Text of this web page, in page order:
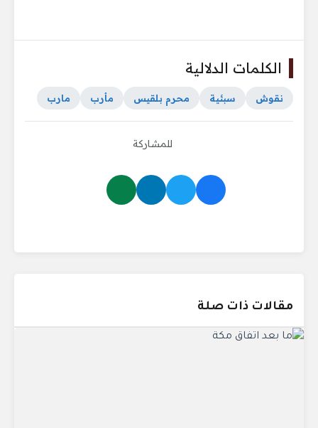
الكلمات الدلالية
نقوش سبئية محرم بلقيس مأرب مارب
للمشاركة
مقالات ذات صلة